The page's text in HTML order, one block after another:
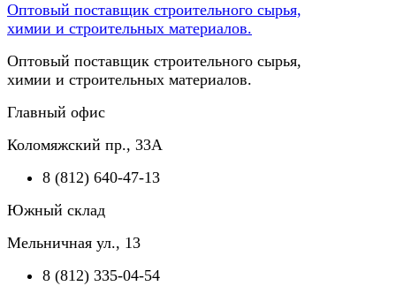
Оптовый поставщик строительного сырья,
химии и строительных материалов.
Оптовый поставщик строительного сырья,
химии и строительных материалов.
Главный офис
Коломяжский пр., 33А
8 (812) 640-47-13
Южный склад
Мельничная ул., 13
8 (812) 335-04-54